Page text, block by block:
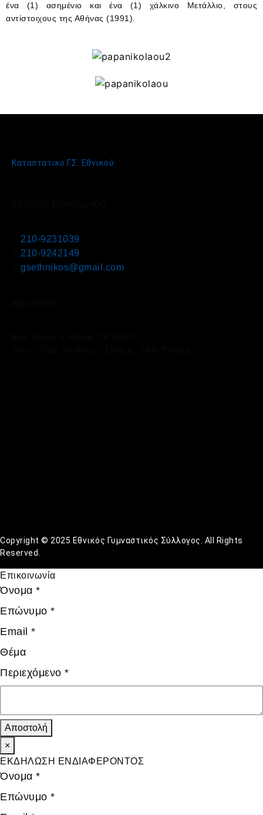
ένα (1) ασημένιο και ένα (1) χάλκινο Μετάλλιο, στους
αντίστοιχους της Αθήνας (1991).
Καταστατικό Γ.Σ. Εθνικού
210-9231039
210-9242149
gsethnikos@gmail.com
Copyright © 2025 Εθνικός Γυμναστικός Σύλλογος. All Rights
Reserved.
Επικοινωνία
Όνομα *
Επώνυμο *
Email *
Θέμα
Περιεχόμενο *
Αποστολή
×
ΕΚΔΗΛΩΣΗ ΕΝΔΙΑΦΕΡΟΝΤΟΣ
Όνομα *
Επώνυμο *